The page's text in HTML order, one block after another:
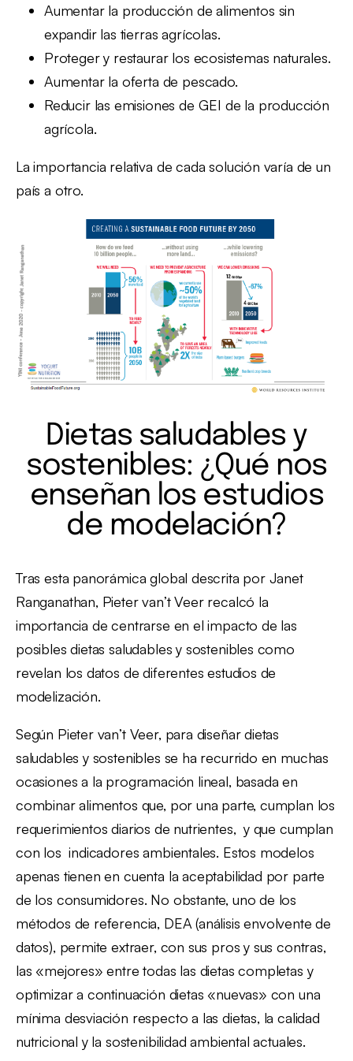
Aumentar la producción de alimentos sin
expandir las tierras agrícolas.
Proteger y restaurar los ecosistemas naturales.
Aumentar la oferta de pescado.
Reducir las emisiones de GEI de la producción
agrícola.
La importancia relativa de cada solución varía de un
país a otro.
Dietas saludables y
sostenibles: ¿Qué nos
enseñan los estudios
de modelación?
Tras esta panorámica global descrita por Janet
Ranganathan, Pieter van’t Veer recalcó la
importancia de centrarse en el impacto de las
posibles dietas saludables y sostenibles como
revelan los datos de diferentes estudios de
modelización.
Según Pieter van’t Veer, para diseñar dietas
saludables y sostenibles se ha recurrido en muchas
ocasiones a la programación lineal, basada en
combinar alimentos que, por una parte, cumplan los
requerimientos diarios de nutrientes, y que cumplan
con los indicadores ambientales. Estos modelos
apenas tienen en cuenta la aceptabilidad por parte
de los consumidores. No obstante, uno de los
métodos de referencia, DEA (análisis envolvente de
datos), permite extraer, con sus pros y sus contras,
las «mejores» entre todas las dietas completas y
optimizar a continuación dietas «nuevas» con una
mínima desviación respecto a las dietas, la calidad
nutricional y la sostenibilidad ambiental actuales.